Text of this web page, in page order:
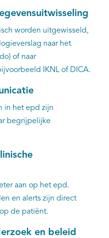
worden uitgewisseld,
naar het
of naar
IKNL of DICA.
in het epd zijn
begrijpelijke
aan op het epd.
en alerts zijn direct
de patiënt.
en beleid